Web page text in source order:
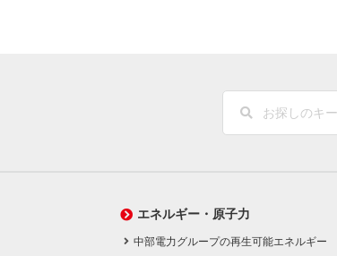
エネルギー・原子力
中部電力グループの再生可能エネルギー